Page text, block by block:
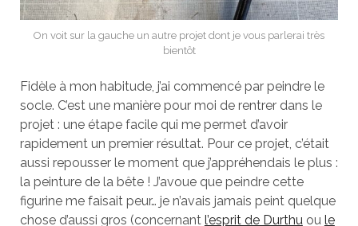
On voit sur la gauche un autre projet dont je vous parlerai très
bientôt
Fidèle à mon habitude, j’ai commencé par peindre le
socle. C’est une manière pour moi de rentrer dans le
projet : une étape facile qui me permet d’avoir
rapidement un premier résultat. Pour ce projet, c’était
aussi repousser le moment que j’appréhendais le plus :
la peinture de la bête ! J’avoue que peindre cette
figurine me faisait peur… je n’avais jamais peint quelque
chose d’aussi gros (concernant l’esprit de Durthuou le